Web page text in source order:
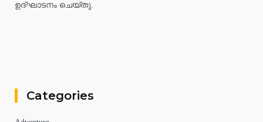
ഉദ്ഘാടനം ചെയ്തു.
Categories